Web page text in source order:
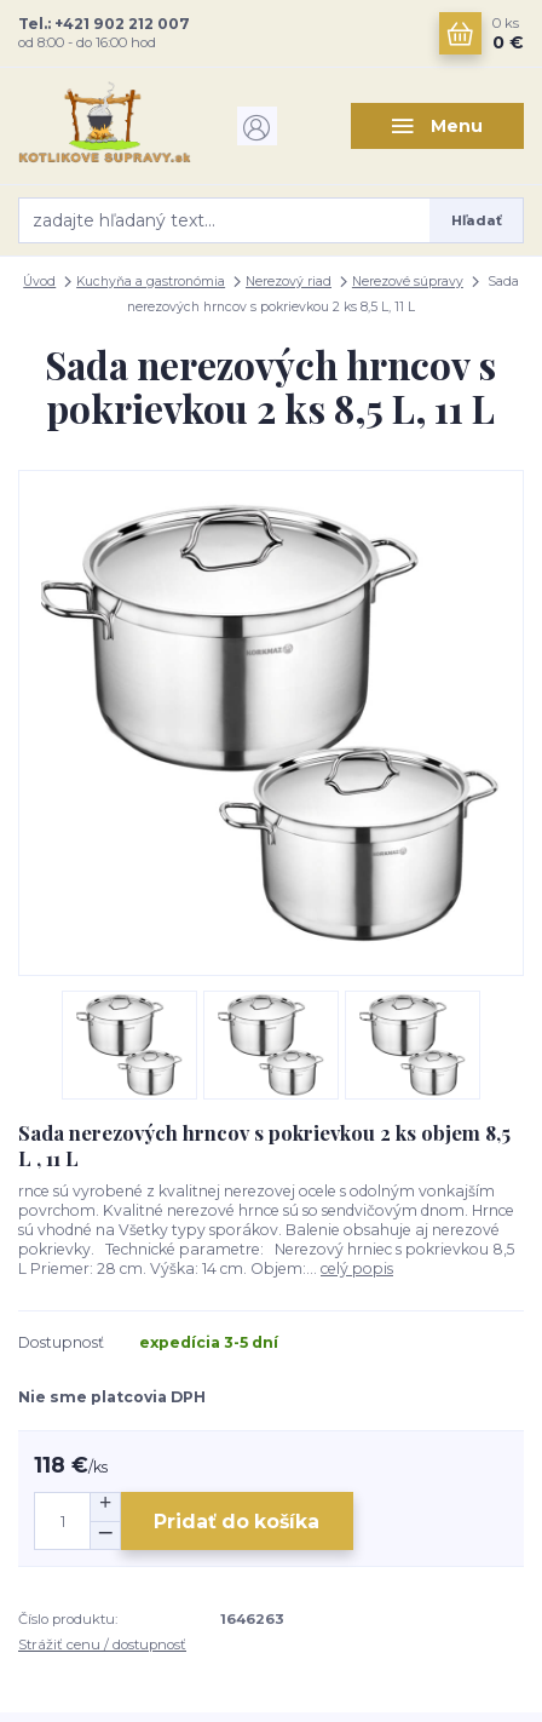
Menu
Hľadať
Tel.: +421 902 212 007
od 8:00 - do 16:00 hod
0 ks
0 €
Úvod Kuchyňa a gastronómia Nerezový riad Nerezové súpravy
Sada
nerezových hrncov s pokrievkou 2 ks 8,5 L, 11 L
Sada nerezových hrncov s
pokrievkou 2 ks 8,5 L, 11 L
Sada nerezových hrncov s pokrievkou 2 ks objem 8,5
L , 11 L
rnce sú vyrobené z kvalitnej nerezovej ocele s odolným vonkajším
povrchom. Kvalitné nerezové hrnce sú so sendvičovým dnom. Hrnce
sú vhodné na Všetky typy sporákov. Balenie obsahuje aj nerezové
pokrievky. Technické parametre: Nerezový hrniec s pokrievkou 8,5
L Priemer: 28 cm. Výška: 14 cm. Objem:... celý popis
Dostupnosť expedícia 3-5 dní
Nie sme platcovia DPH
118 €/ks
Pridať do košíka
Číslo produktu:
1646263
Strážiť cenu / dostupnosť